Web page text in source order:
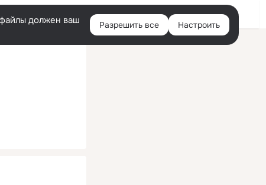
Войти
должен ваш
Разрешить все Настроить